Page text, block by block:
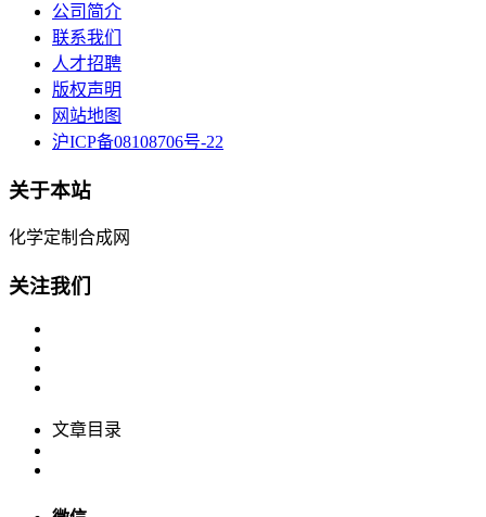
公司简介
联系我们
人才招聘
版权声明
网站地图
沪ICP备08108706号-22
关于本站
化学定制合成网
关注我们
文章目录